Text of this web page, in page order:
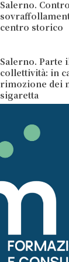
Salerno.
centro storico
Salerno. Parte
collettività: in
rimozione dei
sigaretta